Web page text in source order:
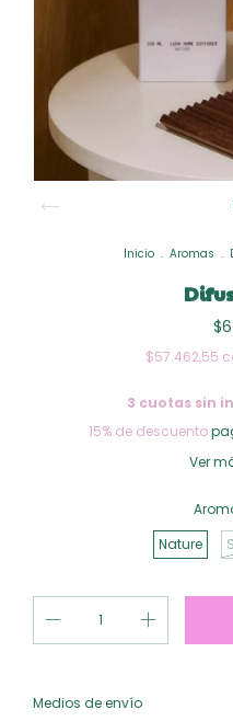
Inicio . Aromas .
$57.462,55
3 cuotas sin
15% de descuento
Ver
Nature
Entregas para el CP:
Medios de envío